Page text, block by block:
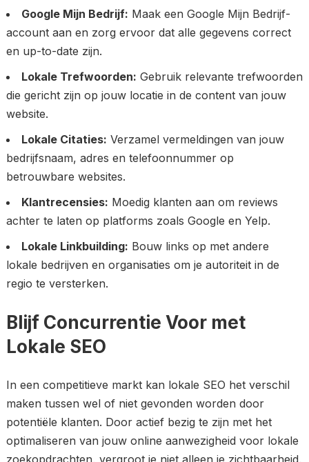
Google Mijn Bedrijf: Maak een Google Mijn Bedrijf-
account aan en zorg ervoor dat alle gegevens correct
en up-to-date zijn.
Lokale Trefwoorden: Gebruik relevante trefwoorden
die gericht zijn op jouw locatie in de content van jouw
website.
Lokale Citaties: Verzamel vermeldingen van jouw
bedrijfsnaam, adres en telefoonnummer op
betrouwbare websites.
Klantrecensies: Moedig klanten aan om reviews
achter te laten op platforms zoals Google en Yelp.
Lokale Linkbuilding: Bouw links op met andere
lokale bedrijven en organisaties om je autoriteit in de
regio te versterken.
Blijf Concurrentie Voor met
Lokale SEO
In een competitieve markt kan lokale SEO het verschil
maken tussen wel of niet gevonden worden door
potentiële klanten. Door actief bezig te zijn met het
optimaliseren van jouw online aanwezigheid voor lokale
zoekopdrachten, vergroot je niet alleen je zichtbaarheid,